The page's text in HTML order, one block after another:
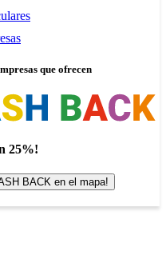
que ofrecen
25%!
BACK en el mapa!